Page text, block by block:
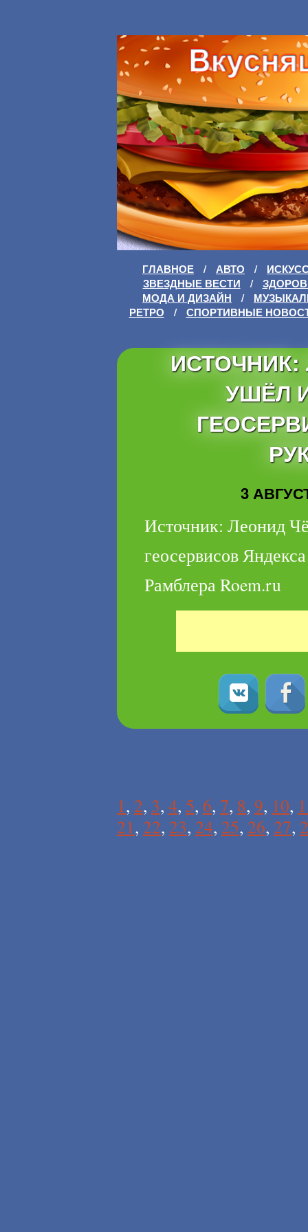
ГЛАВНОЕ / АВТО /
ЗВЕЗДНЫЕ ВЕСТИ
/
МОДА И ДИЗАЙН
/
РЕТРО
/ СПОРТИВНЫЕ
УШЁЛ
3
Источник: Леонид
геосервисов
Рамблера Roem.ru
1, 2, 3, 4, 5, 6, 7, 8, 9, 10,
21, 22, 23, 24, 25, 26, 27,